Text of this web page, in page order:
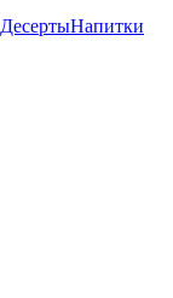
ДесертыНапитки